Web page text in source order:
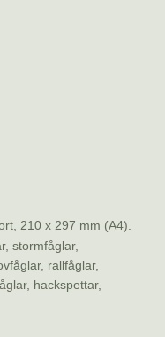
210 x 297 mm (A4).
stormfåglar,
rallfåglar,
hackspettar,